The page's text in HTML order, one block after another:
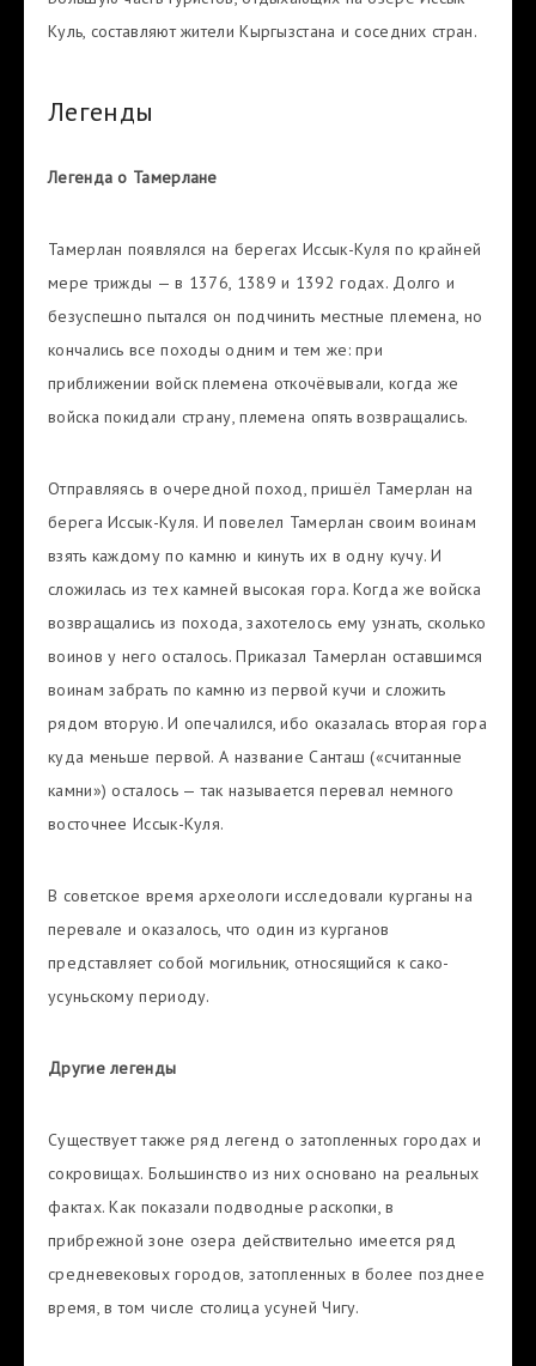
Куль, составляют жители Кыргызстана и соседних стран.
Легенды
Легенда о Тамерлане
Тамерлан появлялся на берегах Иссык-Куля по крайней
мере трижды — в 1376, 1389 и 1392 годах. Долго и
безуспешно пытался он подчинить местные племена, но
кончались все походы одним и тем же: при
приближении войск племена откочёвывали, когда же
войска покидали страну, племена опять возвращались.
Отправляясь в очередной поход, пришёл Тамерлан на
берега Иссык-Куля. И повелел Тамерлан своим воинам
взять каждому по камню и кинуть их в одну кучу. И
сложилась из тех камней высокая гора. Когда же войска
возвращались из похода, захотелось ему узнать, сколько
воинов у него осталось. Приказал Тамерлан оставшимся
воинам забрать по камню из первой кучи и сложить
рядом вторую. И опечалился, ибо оказалась вторая гора
куда меньше первой. А название Санташ («считанные
камни») осталось — так называется перевал немного
восточнее Иссык-Куля.
В советское время археологи исследовали курганы на
перевале и оказалось, что один из курганов
представляет собой могильник, относящийся к сако-
усуньскому периоду.
Другие легенды
Существует также ряд легенд о затопленных городах и
сокровищах. Большинство из них основано на реальных
фактах. Как показали подводные раскопки, в
прибрежной зоне озера действительно имеется ряд
средневековых городов, затопленных в более позднее
время, в том числе столица усуней Чигу.